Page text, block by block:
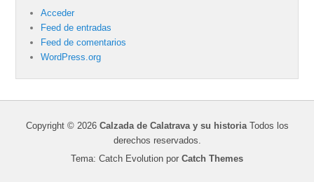
Acceder
Feed de entradas
Feed de comentarios
WordPress.org
Copyright © 2026 Calzada de Calatrava y su historiaTodos los
derechos reservados.
Tema: Catch Evolution por Catch Themes